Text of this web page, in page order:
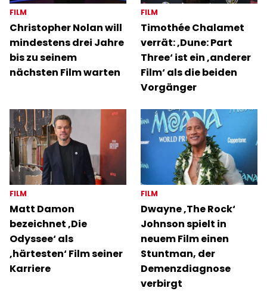
FILM
Christopher Nolan will
mindestens drei Jahre
bis zu seinem
nächsten Film warten
FILM
Timothée Chalamet
verrät: ‚Dune: Part
Three‘ ist ein ‚anderer
Film‘ als die beiden
Vorgänger
FILM
Matt Damon
bezeichnet ‚Die
Odyssee‘ als
‚härtesten‘ Film seiner
Karriere
FILM
Dwayne ‚The Rock‘
Johnson spielt in
neuem Film einen
Stuntman, der
Demenzdiagnose
verbirgt